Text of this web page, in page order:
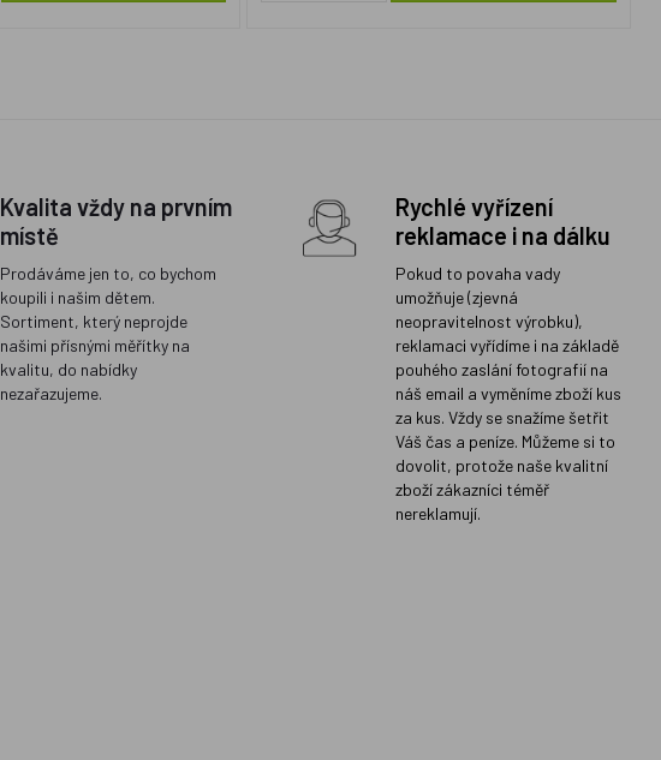
Kvalita vždy na prvním
místě
Prodáváme jen to, co bychom
koupili i našim dětem.
Sortiment, který neprojde
našimi přísnými měřítky na
kvalitu, do nabídky
nezařazujeme.
Rychlé vyřízení
reklamace i na dálku
Pokud to povaha vady
umožňuje (zjevná
neopravitelnost výrobku),
reklamaci vyřídíme i na základě
pouhého zaslání fotografií na
náš email a vyměníme zboží kus
za kus. Vždy se snažíme šetřit
Váš čas a peníze. Můžeme si to
dovolit, protože naše kvalitní
zboží zákazníci téměř
nereklamují.